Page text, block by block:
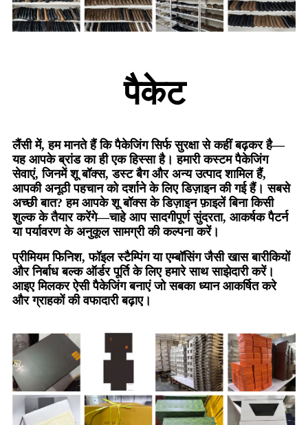
पैकेट
लैंसी में, हम मानते हैं कि पैकेजिंग सिर्फ सुरक्षा से कहीं बढ़कर है—
यह आपके ब्रांड का ही एक हिस्सा है। हमारी कस्टम पैकेजिंग
सेवाएं, जिनमें शू बॉक्स, डस्ट बैग और अन्य उत्पाद शामिल हैं,
आपकी अनूठी पहचान को दर्शाने के लिए डिज़ाइन की गई हैं। सबसे
अच्छी बात? हम आपके शू बॉक्स के डिज़ाइन फ़ाइलें बिना किसी
शुल्क के तैयार करेंगे—चाहे आप सादगीपूर्ण सुंदरता, आकर्षक पैटर्न
या पर्यावरण के अनुकूल सामग्री की कल्पना करें।
प्रीमियम फिनिश, फॉइल स्टैम्पिंग या एम्बॉसिंग जैसी खास बारीकियों
और निर्बाध बल्क ऑर्डर पूर्ति के लिए हमारे साथ साझेदारी करें।
आइए मिलकर ऐसी पैकेजिंग बनाएं जो सबका ध्यान आकर्षित करे
और ग्राहकों की वफादारी बढ़ाए।